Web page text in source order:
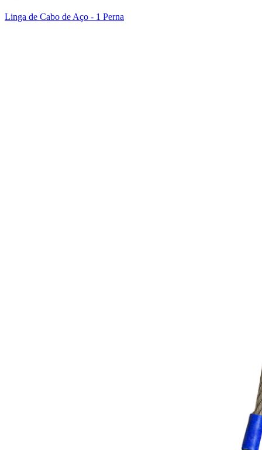
Linga de Cabo de Aço - 1 Perna